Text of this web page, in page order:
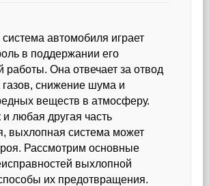
автомобиля играет
в поддержании его
работы. Она отвечает за отвод
снижение шума и
веществ в атмосферу.
и любая другая часть
выхлопная система может
Рассмотрим основные
выхлопной
их предотвращения.